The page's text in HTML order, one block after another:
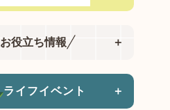
お役立ち情報 ＋
ライフイベント ＋